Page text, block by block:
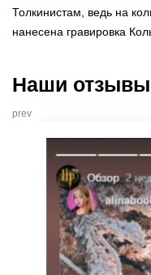
Толкинистам, ведь на
нанесена гравировка
Наши отзывы
prev